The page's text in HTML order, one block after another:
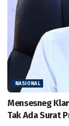
NASIONAL
Mensesneg
Tak Ada Surat